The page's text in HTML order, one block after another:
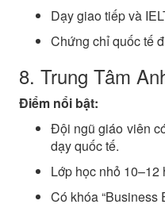
Dạy giao tiếp và
Chứng chỉ quốc tế
8. Trung Tâm
Điểm nổi bật:
Đội ngũ giáo viên
dạy quốc tế.
Lớp học nhỏ 10–12
Có khóa “Business